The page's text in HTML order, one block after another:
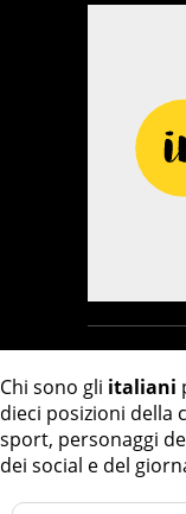
Chi sono gli italiani
dieci posizioni della
sport, personaggi
dei social e del